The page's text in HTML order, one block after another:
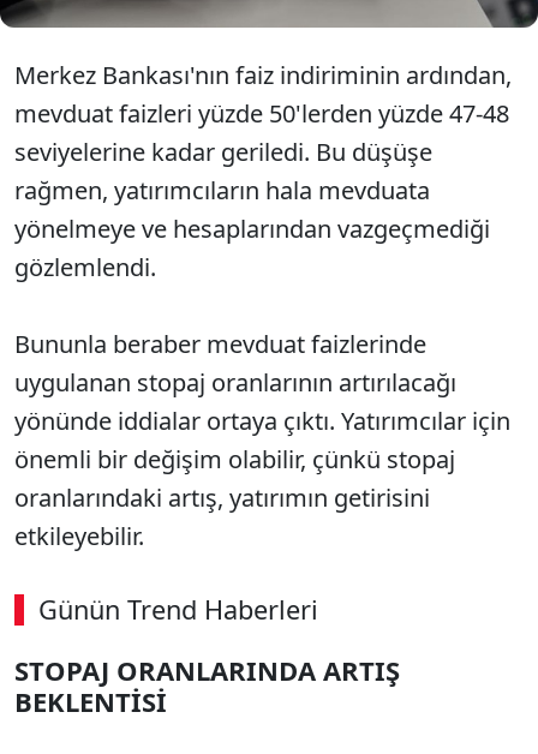
Merkez Bankası'nın faiz indiriminin ardından,
mevduat faizleri yüzde 50'lerden yüzde 47-48
seviyelerine kadar geriledi. Bu düşüşe
rağmen, yatırımcıların hala mevduata
yönelmeye ve hesaplarından vazgeçmediği
gözlemlendi.
Bununla beraber mevduat faizlerinde
uygulanan stopaj oranlarının artırılacağı
yönünde iddialar ortaya çıktı. Yatırımcılar için
önemli bir değişim olabilir, çünkü stopaj
oranlarındaki artış, yatırımın getirisini
etkileyebilir.
Günün Trend Haberleri
00:02 / 08:15
STOPAJ ORANLARINDA ARTIŞ
BEKLENTİSİ